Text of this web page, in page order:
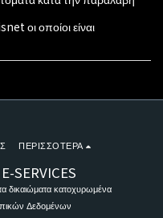
οι οποίοι είναι
SERVICES
δικαιώματα κατοχυρωμένα
Δεδομένων
ΠΕΡΙΣΣΌΤΕΡΑ